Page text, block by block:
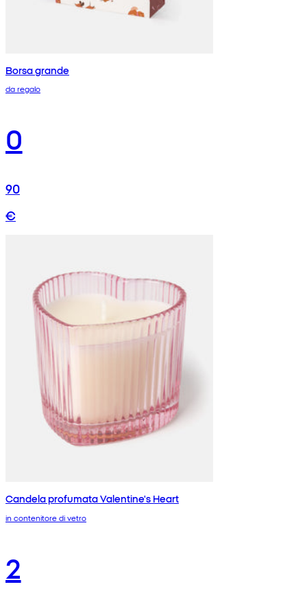
Borsa grande
da regalo
0
90
€
Candela profumata Valentine's Heart
in contenitore di vetro
2